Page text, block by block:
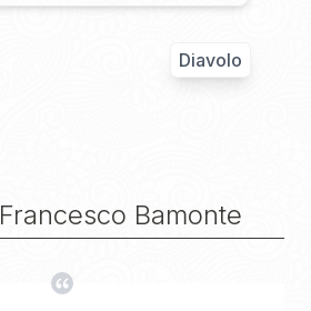
Diavolo
Francesco Bamonte